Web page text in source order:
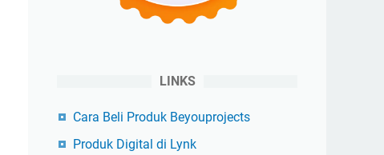
LINKS
Cara Beli Produk Beyouprojects
Produk Digital di Lynk